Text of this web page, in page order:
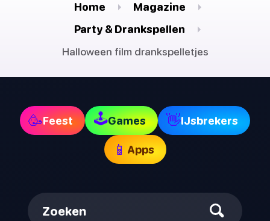
Home
Magazine
Party & Drankspellen
Halloween film drankspelletjes
🥳Feest 🕹Games 👋IJsbrekers
📱 Apps
Zoeken